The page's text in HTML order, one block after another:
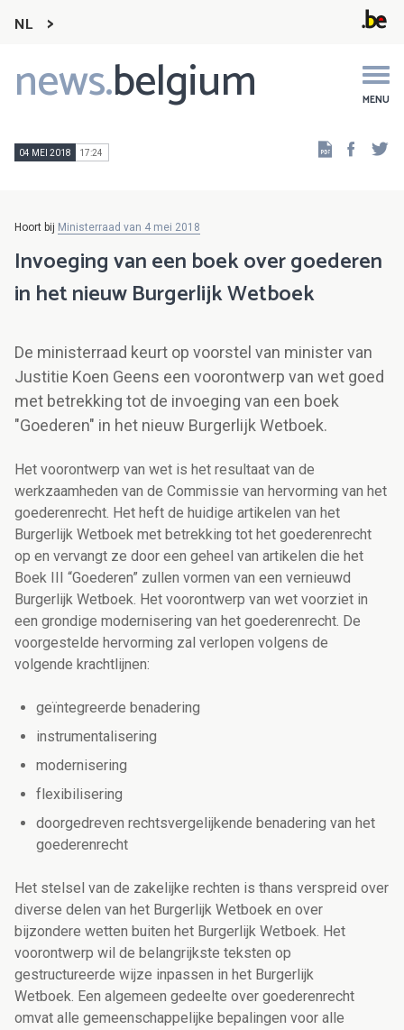
NL
news.belgium MENU
Main
navigation
04 MEI 2018 17:24
Hoort bij Ministerraad van 4 mei 2018
Invoeging van een boek over goederen
in het nieuw Burgerlijk Wetboek
De ministerraad keurt op voorstel van minister van
Justitie Koen Geens een voorontwerp van wet goed
met betrekking tot de invoeging van een boek
"Goederen" in het nieuw Burgerlijk Wetboek.
Het voorontwerp van wet is het resultaat van de
werkzaamheden van de Commissie van hervorming van het
goederenrecht. Het heft de huidige artikelen van het
Burgerlijk Wetboek met betrekking tot het goederenrecht
op en vervangt ze door een geheel van artikelen die het
Boek III “Goederen” zullen vormen van een vernieuwd
Burgerlijk Wetboek. Het voorontwerp van wet voorziet in
een grondige modernisering van het goederenrecht. De
voorgestelde hervorming zal verlopen volgens de
volgende krachtlijnen:
geïntegreerde benadering
instrumentalisering
modernisering
flexibilisering
doorgedreven rechtsvergelijkende benadering van het
goederenrecht
Het stelsel van de zakelijke rechten is thans verspreid over
diverse delen van het Burgerlijk Wetboek en over
bijzondere wetten buiten het Burgerlijk Wetboek. Het
voorontwerp wil de belangrijkste teksten op
gestructureerde wijze inpassen in het Burgerlijk
Wetboek. Een algemeen gedeelte over goederenrecht
omvat alle gemeenschappelijke bepalingen voor alle